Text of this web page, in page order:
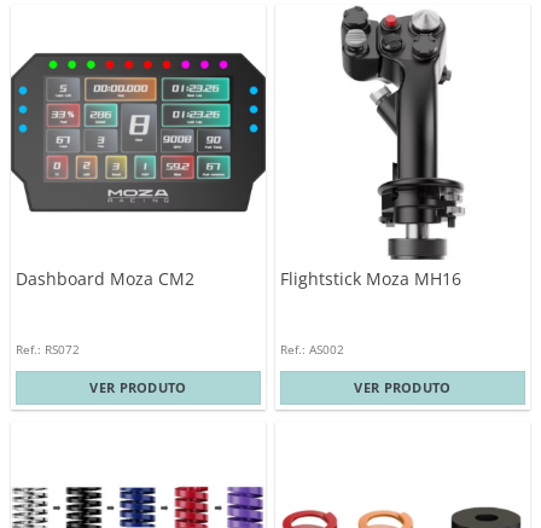
Dashboard Moza CM2
Ref.: RS072
VER PRODUTO
Flightstick Moza MH16
Ref.: AS002
VER PRODUTO